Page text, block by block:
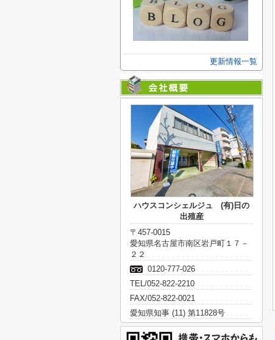
更新情報一覧
ハウスコンシェルジュ (有)日の
出殖産
〒457-0015
愛知県名古屋市南区岩戸町１７－
２２
0120-777-026
TEL/052-822-2210
FAX/052-822-0021
愛知県知事 (11) 第11828号